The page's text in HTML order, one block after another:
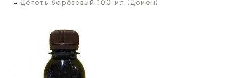
Дёготь берёзовый 100 мл (Домен)